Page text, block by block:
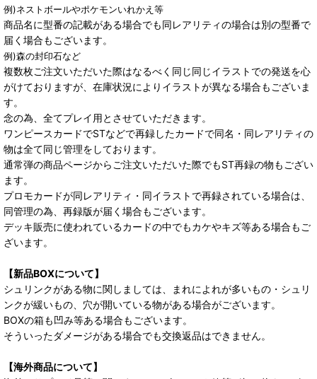
例)ネストボールやポケモンいれかえ等
商品名に型番の記載がある場合でも同レアリティの場合は別の型番で
届く場合もございます。
例)森の封印石など
複数枚ご注文いただいた際はなるべく同じ同じイラストでの発送を心
がけておりますが、在庫状況によりイラストが異なる場合もございま
す。
念の為、全てプレイ用とさせていただきます。
ワンピースカードでSTなどで再録したカードで同名・同レアリティの
物は全て同じ管理をしております。
通常弾の商品ページからご注文いただいた際でもST再録の物もござい
ます。
プロモカードが同レアリティ・同イラストで再録されている場合は、
同管理の為、再録版が届く場合もございます。
デッキ販売に使われているカードの中でもカケやキズ等ある場合もご
ざいます。
【新品BOXについて】
シュリンクがある物に関しましては、まれによれが多いもの・シュリ
ンクが緩いもの、穴が開いている物がある場合がございます。
BOXの箱も凹み等ある場合もございます。
そういったダメージがある場合でも交換返品はできません。
【海外商品について】